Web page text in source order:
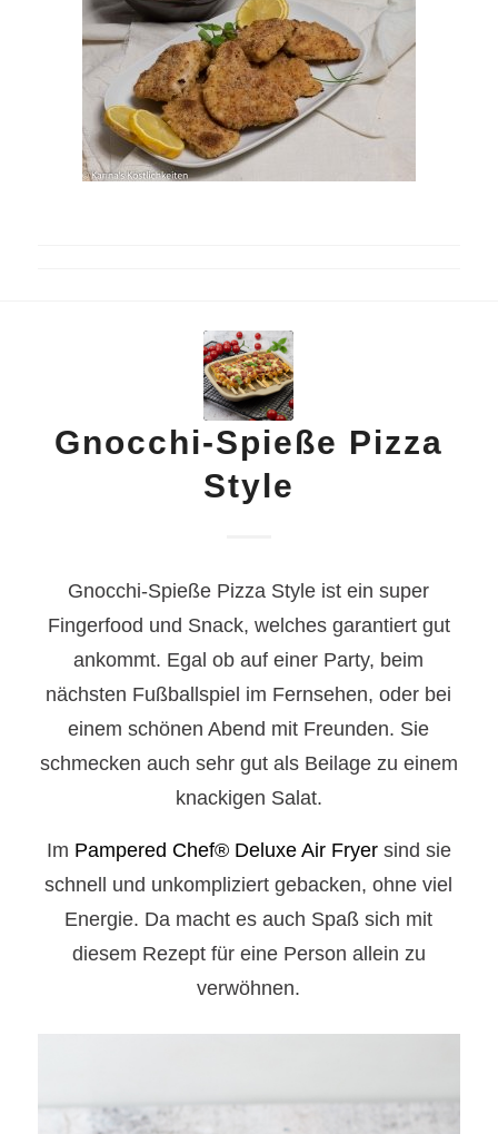
Gnocchi-Spieße Pizza
Style
Gnocchi-Spieße Pizza Style ist ein super
Fingerfood und Snack, welches garantiert gut
ankommt. Egal ob auf einer Party, beim
nächsten Fußballspiel im Fernsehen, oder bei
einem schönen Abend mit Freunden. Sie
schmecken auch sehr gut als Beilage zu einem
knackigen Salat.
Im Pampered Chef®Deluxe Air Fryersind sie
schnell und unkompliziert gebacken, ohne viel
Energie. Da macht es auch Spaß sich mit
diesem Rezept für eine Person allein zu
verwöhnen.